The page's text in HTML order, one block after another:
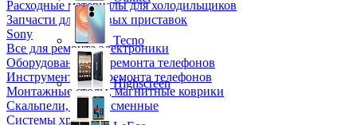
Расходные материалы для холодильщиков
Запчасти для игровых приставок
Sony
Все для ремонта электроники
Оборудование для ремонта телефонов
Инструменты для ремонта телефонов
Монтажные столы, магнитные коврики
Скальпели, лезвия сменные
Системы хранения
Tecno
Highscreen